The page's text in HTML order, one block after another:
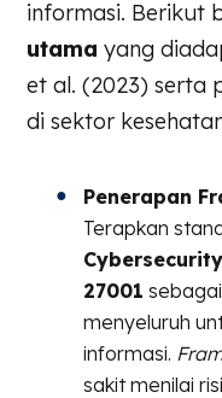
informasi. Berikut
utama yang
et al. (2023) serta
di sektor
Penerapan
Terapkan
27001
menyeluruh
informasi.
sakit menilai